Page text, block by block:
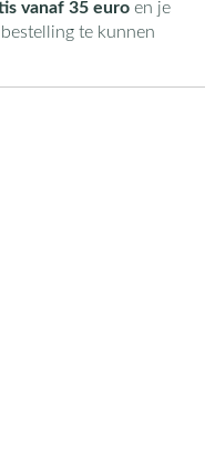
vanaf 35 euroen je
te kunnen